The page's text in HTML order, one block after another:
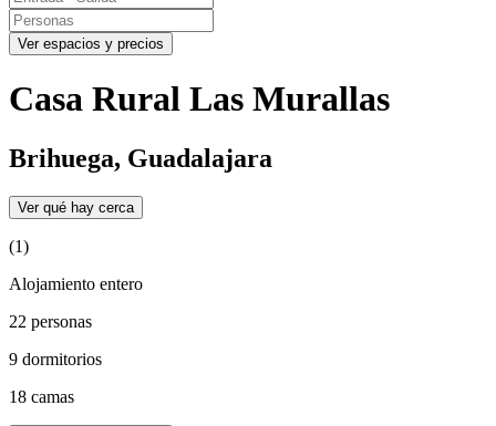
Ver espacios y precios
Casa Rural Las Murallas
Brihuega, Guadalajara
Ver qué hay cerca
(1)
Alojamiento entero
22 personas
9 dormitorios
18 camas